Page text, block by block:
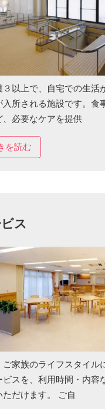
３以上で、自宅での生活
入所される施設です。食
、必要なケアを提供
を読む
ス
ご家族のライフスタイル
スを、利用時間・内容
だけます。 ご自